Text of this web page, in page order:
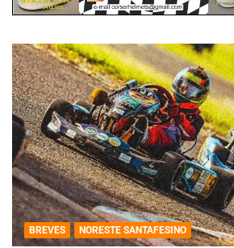
BREVES NORESTE SANTAFESINO